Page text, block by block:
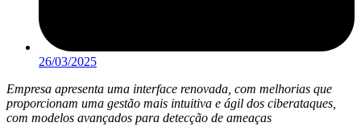
26/03/2025
Empresa apresenta uma interface renovada, com melhorias que
proporcionam uma gestão mais intuitiva e ágil dos ciberataques,
com modelos avançados para detecção de ameaças